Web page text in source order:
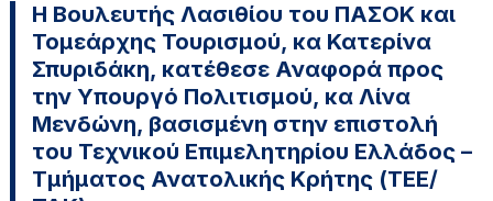
Η Βουλευτής Λασιθίου του ΠΑΣΟΚ και
Τομεάρχης Τουρισμού, κα Κατερίνα
Σπυριδάκη, κατέθεσε Αναφορά προς
την Υπουργό Πολιτισμού, κα Λίνα
Μενδώνη, βασισμένη στην επιστολή
του Τεχνικού Επιμελητηρίου Ελλάδος –
Τμήματος Ανατολικής Κρήτης (ΤΕΕ/